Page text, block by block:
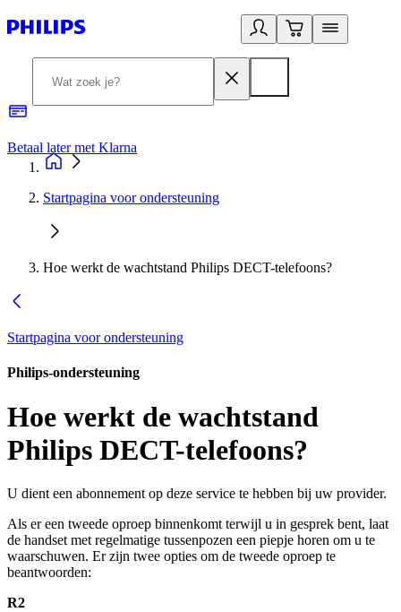
Betaal later met Klarna
Startpagina voor ondersteuning
Hoe werkt de wachtstand Philips DECT-telefoons?
Startpagina voor ondersteuning
Philips-ondersteuning
Hoe werkt de wachtstand
Philips DECT-telefoons?
U dient een abonnement op deze service te hebben bij uw provider.
Als er een tweede oproep binnenkomt terwijl u in gesprek bent, laat
de handset met regelmatige tussenpozen een piepje horen om u te
waarschuwen. Er zijn twee opties om de tweede oproep te
beantwoorden:
R2